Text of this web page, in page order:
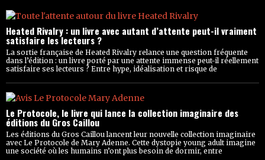
Heated Rivalry : un livre avec autant d’attente peut-il vraiment
satisfaire les lecteurs ?
La sortie française de Heated Rivalry relance une question fréquente
dans l’édition : un livre porté par une attente immense peut-il réellement
satisfaire ses lecteurs ? Entre hype, idéalisation et risque de
Le Protocole, le livre qui lance la collection imaginaire des
éditions du Gros Caillou
Les éditions du Gros Caillou lancent leur nouvelle collection imaginaire
avec Le Protocole de Mary Adenne. Cette dystopie young adult imagine
une société où les humains n’ont plus besoin de dormir, entre